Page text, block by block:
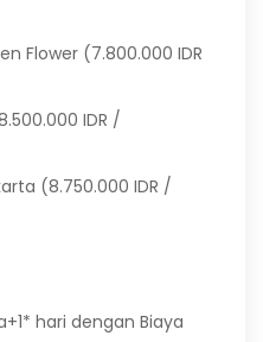
Flower (7.800.000 IDR
IDR /
(8.750.000 IDR /
hari dengan Biaya